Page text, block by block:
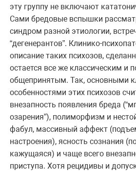
эту группу не включают
Сами бредовые вспышки
синдром разной этиологии,
“дегенерантов”. Клинико-
описание таких психозов,
остается все же классическим и
общепринятым. Так, основными
особенностями этих психозов
внезапность появления бреда
озарения”), полиморфизм и
фабул, массивный аффект
настроения), ясность сознания
кажущаяся) и чаще всего
приступа. Хотя рецидивы и